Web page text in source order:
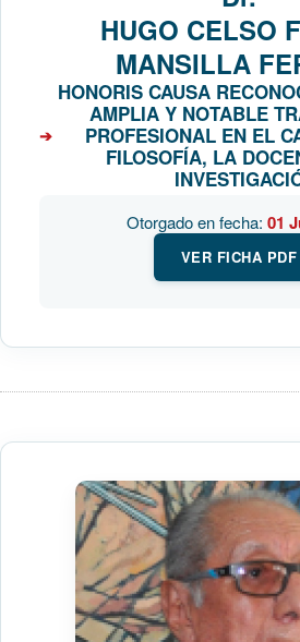
HUGO CELSO
MANSILLA
HONORIS CAUSA
AMPLIA Y NOTABLE
PROFESIONAL EN EL
FILOSOFÍA, LA
Otorgado en fecha: 01
VER FICHA PDF